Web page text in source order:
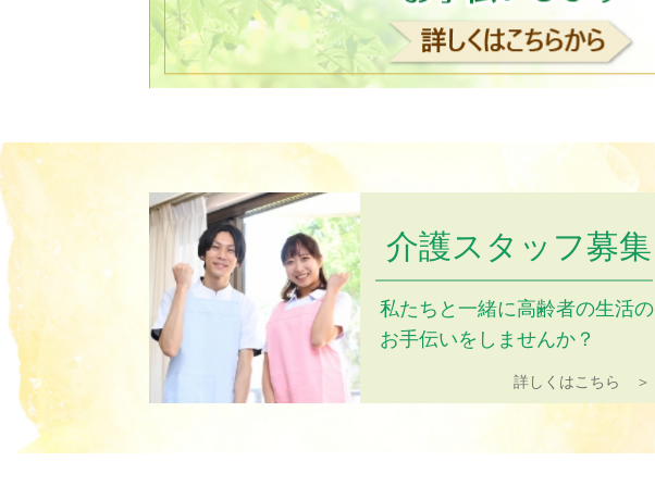
介護スタッフ募集
私たちと一緒に高齢者の生活の
お手伝いをしませんか？
詳しくはこちら ＞